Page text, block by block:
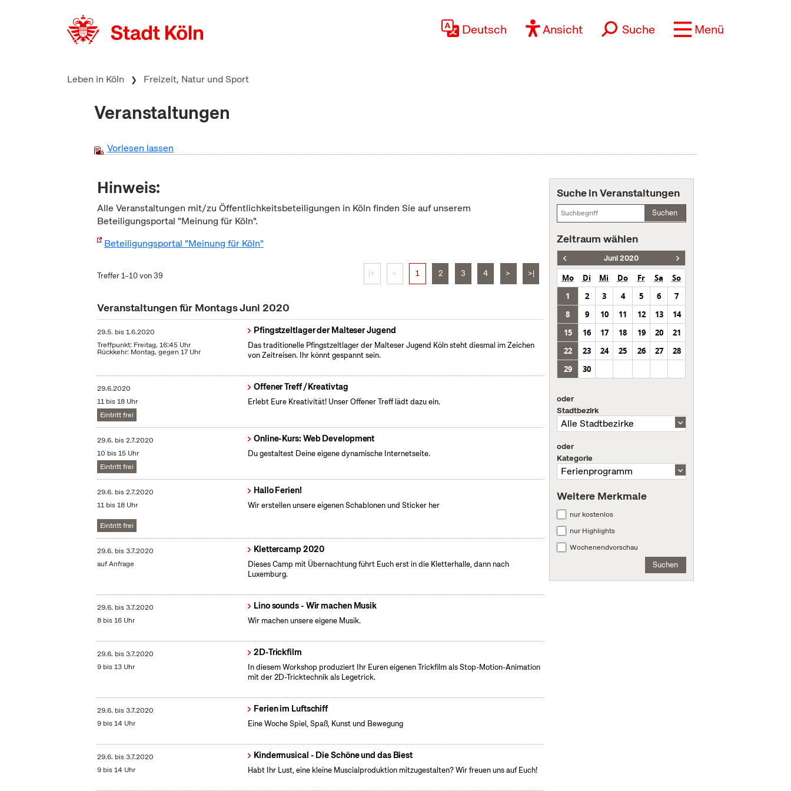
Deutsch Ansicht Suche Menü
Leben in Köln Freizeit, Natur und Sport
Veranstaltungen
Vorlesen lassen
Hinweis:
Alle Veranstaltungen mit/zu Öffentlichkeitsbeteiligungen in Köln finden Sie auf unserem
Beteiligungsportal "Meinung für Köln".
Beteiligungsportal "Meinung für Köln"
Treffer 1–10 von 39 |< < 1 2 3 4 > >|
Veranstaltungen für Montags Juni 2020
29.5. bis1.6.2020
Treffpunkt: Freitag, 16:45 Uhr
Rückkehr: Montag, gegen 17 Uhr
Pfingstzeltlager der Malteser Jugend
Das traditionelle Pfingstzeltlager der Malteser Jugend Köln steht diesmal im Zeichen
von Zeitreisen. Ihr könnt gespannt sein.
29.6.2020
11 bis 18 Uhr
Eintritt frei
Offener Treff / Kreativtag
Erlebt Eure Kreativität! Unser Offener Treff lädt dazu ein.
29.6. bis2.7.2020
10 bis 15 Uhr
Eintritt frei
Online-Kurs: Web Development
Du gestaltest Deine eigene dynamische Internetseite.
29.6. bis2.7.2020
11 bis 18 Uhr
Eintritt frei
Hallo Ferien!
Wir erstellen unsere eigenen Schablonen und Sticker her
29.6. bis3.7.2020
auf Anfrage
Klettercamp 2020
Dieses Camp mit Übernachtung führt Euch erst in die Kletterhalle, dann nach
Luxemburg.
29.6. bis3.7.2020
8 bis 16 Uhr
Lino sounds - Wir machen Musik
Wir machen unsere eigene Musik.
29.6. bis3.7.2020
9 bis 13 Uhr
2D-Trickfilm
In diesem Workshop produziert Ihr Euren eigenen Trickfilm als Stop-Motion-Animation
mit der 2D-Tricktechnik als Legetrick.
29.6. bis3.7.2020
9 bis 14 Uhr
Ferien im Luftschiff
Eine Woche Spiel, Spaß, Kunst und Bewegung
29.6. bis3.7.2020
9 bis 14 Uhr
Kindermusical - Die Schöne und das Biest
Habt Ihr Lust, eine kleine Muscialproduktion mitzugestalten? Wir freuen uns auf Euch!
Suche in Veranstaltungen
Suchen
Zeitraum wählen
Juni 2020
Mo Di Mi Do Fr Sa
So
1
2 3 4 5 6
7
8
9 10 11 12 13
14
15
16 17 18 19 20
21
22
23 24 25 26 27
28
29
30
oder
Stadtbezirk
oder
Kategorie
Weitere Merkmale
nur kostenlos
nur Highlights
Wochenendvorschau
Suchen